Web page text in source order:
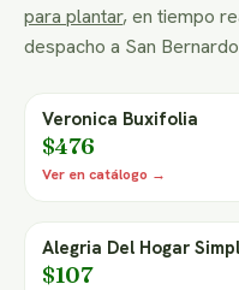
para plantar, en tiempo
despacho a San
Veronica Buxifolia
$476
Ver en catálogo →
Alegria Del Hogar
$107